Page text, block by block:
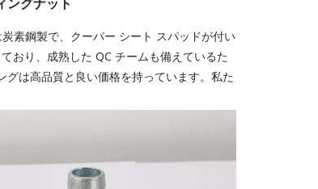
素鋼製で、クーパー シート スパッドが付い
おり、成熟した QC チームも備えているた
は高品質と良い価格を持っています。私た